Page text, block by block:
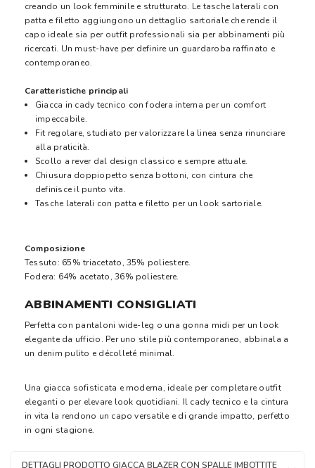
creando un look femminile e strutturato. Le tasche laterali con
patta e filetto aggiungono un dettaglio sartoriale che rende il
capo ideale sia per outfit professionali sia per abbinamenti più
ricercati. Un must-have per definire un guardaroba raffinato e
contemporaneo.
Caratteristiche principali
Giacca in cady tecnico con fodera interna per un comfort
impeccabile.
Fit regolare, studiato per valorizzare la linea senza rinunciare
alla praticità.
Scollo a rever dal design classico e sempre attuale.
Chiusura doppiopetto senza bottoni, con cintura che
definisce il punto vita.
Tasche laterali con patta e filetto per un look sartoriale.
Composizione
Tessuto: 65% triacetato, 35% poliestere.
Fodera: 64% acetato, 36% poliestere.
ABBINAMENTI CONSIGLIATI
Perfetta con pantaloni wide-leg o una gonna midi per un look
elegante da ufficio. Per uno stile più contemporaneo, abbinala a
un denim pulito e décolleté minimal.
Una giacca sofisticata e moderna, ideale per completare outfit
eleganti o per elevare look quotidiani. Il cady tecnico e la cintura
in vita la rendono un capo versatile e di grande impatto, perfetto
in ogni stagione.
DETTAGLI PRODOTTO GIACCA BLAZER CON SPALLE IMBOTTITE